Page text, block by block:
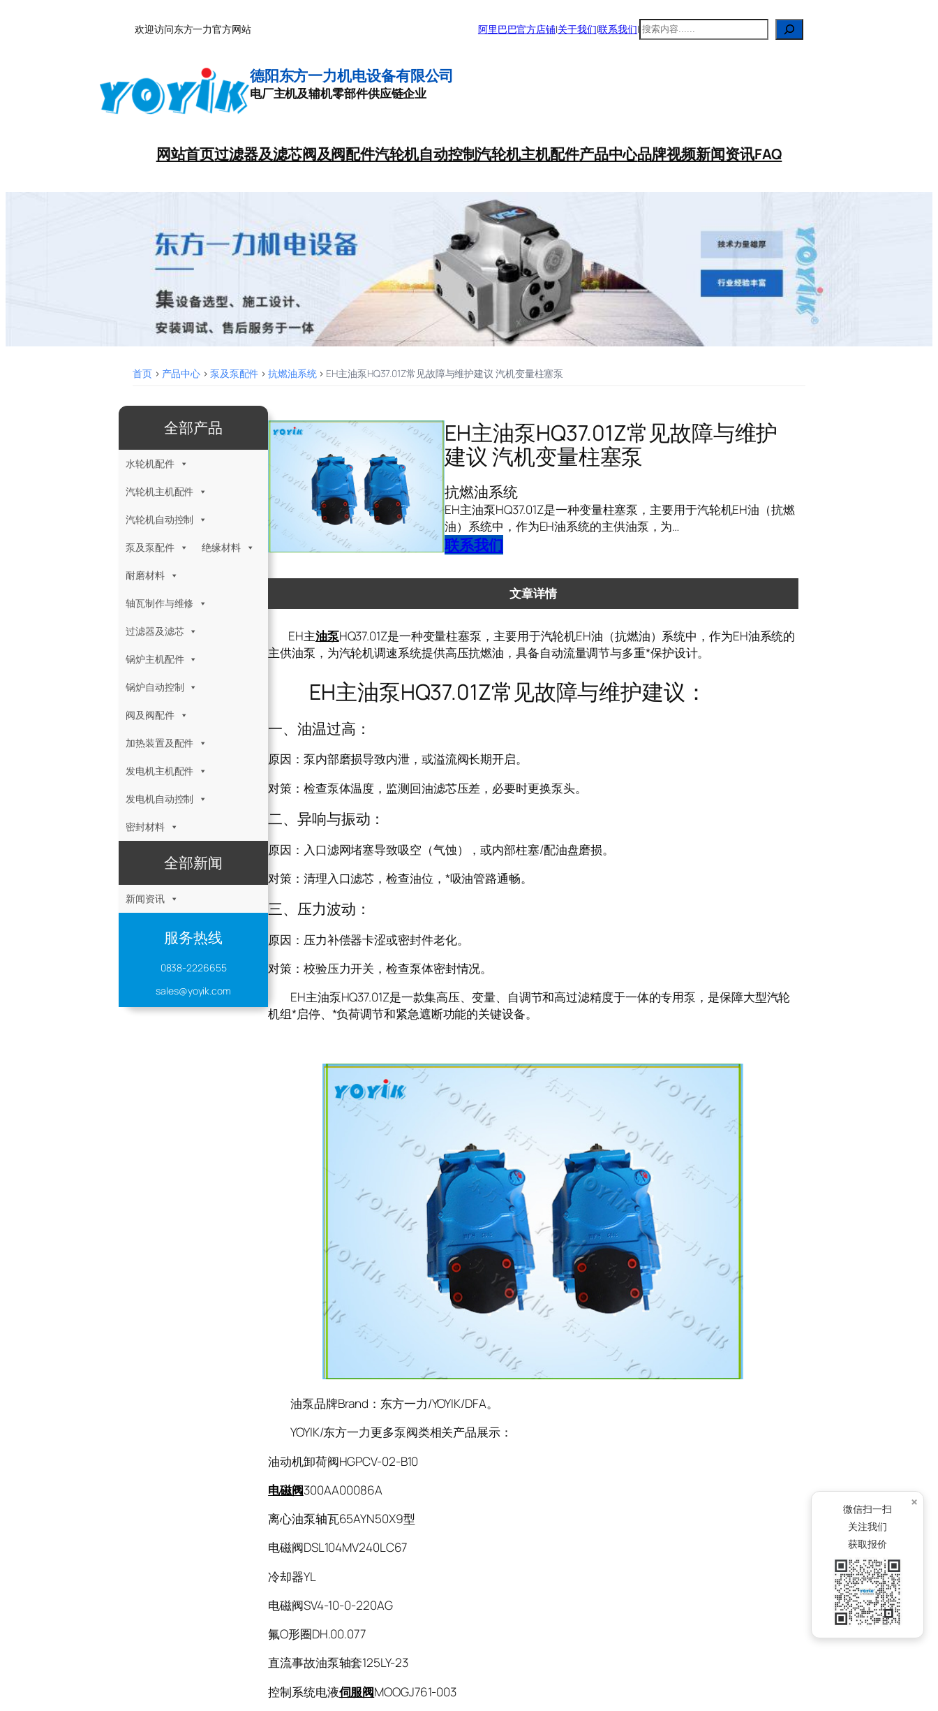
欢迎访问东方一力官方网站 阿里巴巴官方店铺|关于我们|联系我们| 搜
德阳东方一力机电设备有限公司
电厂主机及辅机零部件供应链企业
网站首页过滤器及滤芯阀及阀配件汽轮机自动控制汽轮机主机配件产品中心品牌视频新闻资讯FAQ
首页> 产品中心 > 泵及泵配件 >抗燃油系统> EH主油泵HQ37.01Z常见故障与维护建议 汽机变量柱塞泵
全部产品
水轮机配件
汽轮机主机配件
汽轮机自动控制
泵及泵配件 绝缘材料
耐磨材料
轴瓦制作与维修
过滤器及滤芯
锅炉主机配件
锅炉自动控制
阀及阀配件
加热装置及配件
发电机主机配件
发电机自动控制
密封材料
全部新闻
新闻资讯
服务热线
0838-2226655
sales@yoyik.com
EH主油泵HQ37.01Z常见故障与维护
建议 汽机变量柱塞泵
抗燃油系统
EH主油泵HQ37.01Z是一种变量柱塞泵，主要用于汽轮机EH油（抗燃
油）系统中，作为EH油系统的主供油泵，为…
联系我们
文章详情
EH主油泵HQ37.01Z是一种变量柱塞泵，主要用于汽轮机EH油（抗燃油）系统中，作为EH油系统的
主供油泵，为汽轮机调速系统提供高压抗燃油，具备自动流量调节与多重*保护设计。
EH主油泵HQ37.01Z常见故障与维护建议：
一、油温过高：
原因：泵内部磨损导致内泄，或溢流阀长期开启。
对策：检查泵体温度，监测回油滤芯压差，必要时更换泵头。
二、异响与振动：
原因：入口滤网堵塞导致吸空（气蚀），或内部柱塞/配油盘磨损。
对策：清理入口滤芯，检查油位，*吸油管路通畅。
三、压力波动：
原因：压力补偿器卡涩或密封件老化。
对策：校验压力开关，检查泵体密封情况。
EH主油泵HQ37.01Z是一款集高压、变量、自调节和高过滤精度于一体的专用泵，是保障大型汽轮
机组*启停、*负荷调节和紧急遮断功能的关键设备。
油泵品牌Brand：东方一力/YOYIK/DFA。
YOYIK/东方一力更多泵阀类相关产品展示：
油动机卸荷阀HGPCV-02-B10
电磁阀300AA00086A
离心油泵轴瓦65AYN50X9型
电磁阀DSL104MV240LC67
冷却器YL
电磁阀SV4-10-0-220AG
氟O形圈DH.00.077
直流事故油泵轴套125LY-23
控制系统电液伺服阀MOOGJ761-003
×
微信扫一扫
关注我们
获取报价